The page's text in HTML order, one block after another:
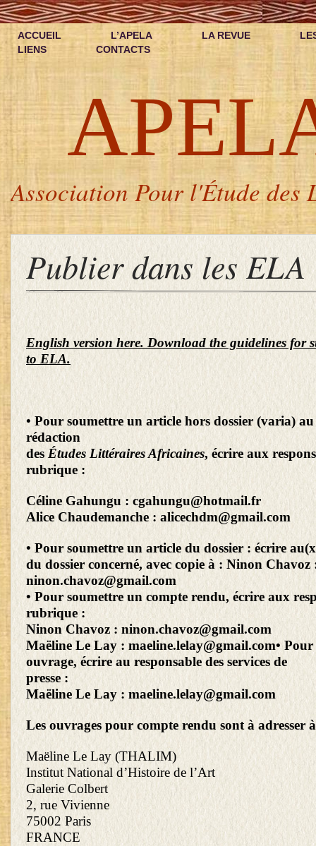
ACCUEIL L’APELA LA REVUE
LIENS
CONTACTS
Association Pour l'Étude des
Publier dans les ELA
English version here. Download the guidelines for
to ELA.
• Pour soumettre un article hors dossier (varia)
rédaction
des Études Littéraires Africaines, écrire aux
rubrique :
Céline Gahungu : cgahungu@hotmail.fr
Alice Chaudemanche : alicechdm@gmail.com
• Pour soumettre un article du dossier : écrire
du dossier concerné, avec copie à : Ninon Chavoz
ninon.chavoz@gmail.com
• Pour soumettre un compte rendu, écrire aux
rubrique :
Ninon Chavoz : ninon.chavoz@gmail.com
Maëline Le Lay : maeline.lelay@gmail.com•
ouvrage, écrire au responsable des services de
presse :
Maëline Le Lay : maeline.lelay@gmail.com
Les ouvrages pour compte rendu sont à adresser
Maëline Le Lay (THALIM)
Institut National d’Histoire de l’Art
Galerie Colbert
2, rue Vivienne
75002 Paris
FRANCE